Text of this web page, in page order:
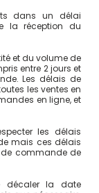
dans un délai
la réception du
et du volume de
entre 2 jours et
Les délais de
les ventes en
en ligne, et
les délais
mais ces délais
de commande de
décaler la date